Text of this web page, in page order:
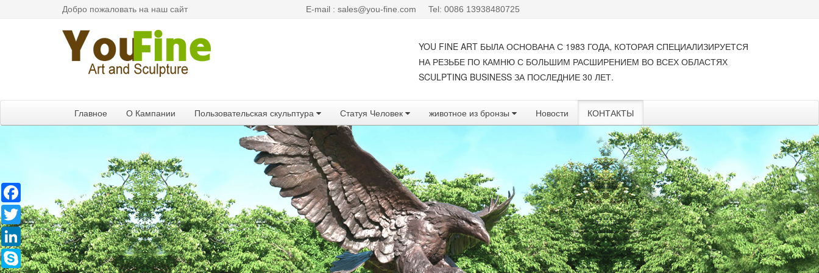
Добро пожаловать на наш сайт E-mail : sales@you-fine.com Tel: 0086 13938480725
YOU FINE ART БЫЛА ОСНОВАНА С 1983 ГОДА, КОТОРАЯ СПЕЦИАЛИЗИРУЕТСЯ
НА РЕЗЬБЕ ПО КАМНЮ С БОЛЬШИМ РАСШИРЕНИЕМ ВО ВСЕХ ОБЛАСТЯХ
SCULPTING BUSINESS ЗА ПОСЛЕДНИЕ 30 ЛЕТ.
Главное О Кампании Пользовательская скульптура Статуя Человек животное из бронзы Новости КОНТАКТЫ
Twitter
LinkedIn
Skype